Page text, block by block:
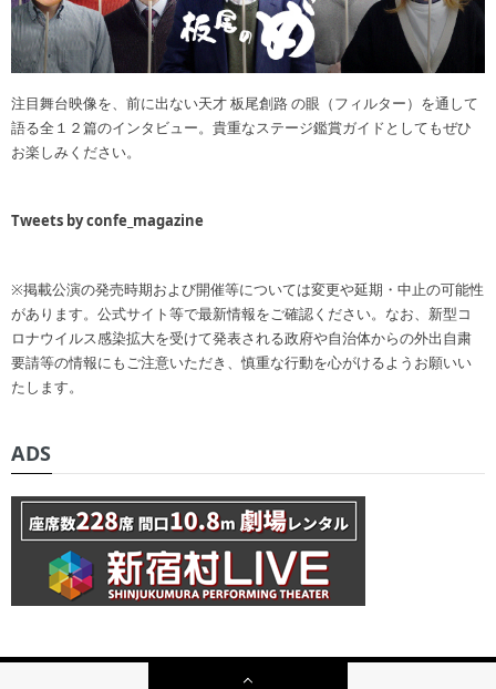
注目舞台映像を、前に出ない天才 板尾創路 の眼（フィルター）を通して
語る全１２篇のインタビュー。貴重なステージ鑑賞ガイドとしてもぜひ
お楽しみください。
Tweets by confe_magazine
※掲載公演の発売時期および開催等については変更や延期・中止の可能性
があります。公式サイト等で最新情報をご確認ください。なお、新型コ
ロナウイルス感染拡大を受けて発表される政府や自治体からの外出自粛
要請等の情報にもご注意いただき、慎重な行動を心がけるようお願いい
たします。
ADS